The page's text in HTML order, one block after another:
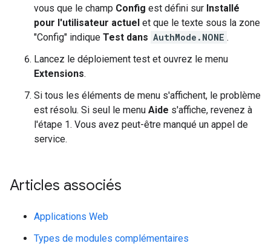
vous que le champ Config est défini sur Installé
pour l'utilisateur actuel et que le texte sous la zone
"Config" indique Test dans AuthMode.NONE .
Lancez le déploiement test et ouvrez le menu
Extensions.
Si tous les éléments de menu s'affichent, le problème
est résolu. Si seul le menu Aide s'affiche, revenez à
l'étape 1. Vous avez peut-être manqué un appel de
service.
Articles associés
Applications Web
Types de modules complémentaires